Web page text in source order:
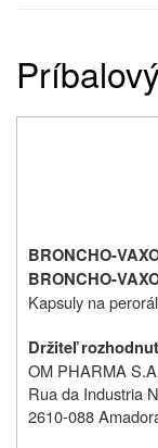
BRONCHO-
BRONCHO-
Kapsuly na
Držiteľ
OM PHARMA
Rua da Industria
2610-088